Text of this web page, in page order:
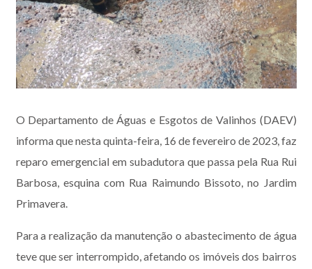
O Departamento de Águas e Esgotos de Valinhos (DAEV)
informa que nesta quinta-feira, 16 de fevereiro de 2023, faz
reparo emergencial em subadutora que passa pela Rua Rui
Barbosa, esquina com Rua Raimundo Bissoto, no Jardim
Primavera.
Para a realização da manutenção o abastecimento de água
teve que ser interrompido, afetando os imóveis dos bairros